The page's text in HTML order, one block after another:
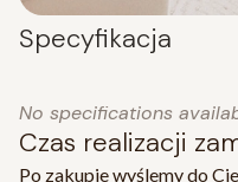
Specyfikacja
No specifications
Czas realizacji
Po zakupie wyślemy do